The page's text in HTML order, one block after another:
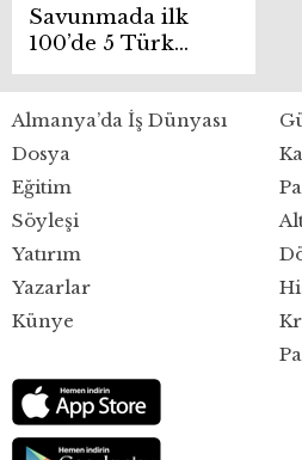
Savunmada ilk
100’de 5 Türk
şirketi
Almanya’da İş Dünyası
Dosya
Eğitim
Söyleşi
Yatırım
Yazarlar
Künye